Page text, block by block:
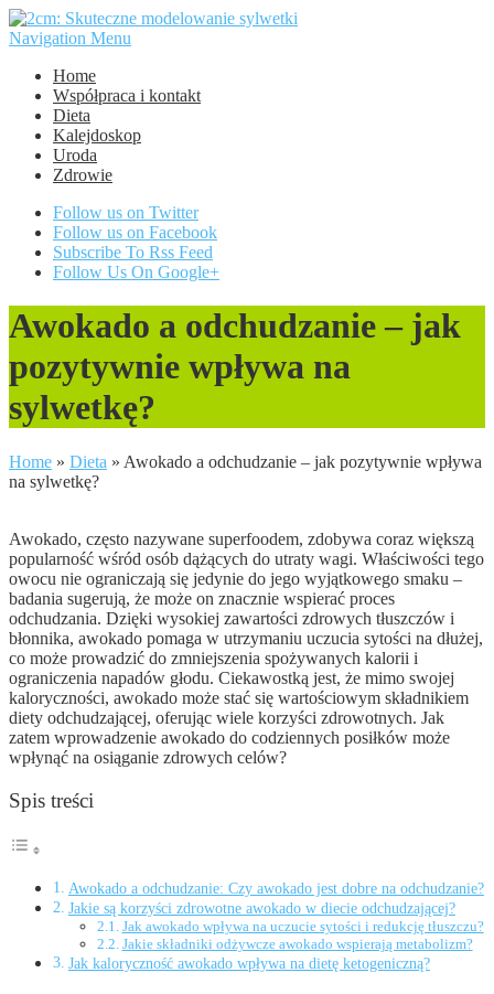
Navigation Menu
Home
Współpraca i kontakt
Dieta
Kalejdoskop
Uroda
Zdrowie
Follow us on Twitter
Follow us on Facebook
Subscribe To Rss Feed
Follow Us On Google+
Awokado a odchudzanie – jak
pozytywnie wpływa na
sylwetkę?
Home » Dieta » Awokado a odchudzanie – jak pozytywnie wpływa
na sylwetkę?
Awokado, często nazywane superfoodem, zdobywa coraz większą
popularność wśród osób dążących do utraty wagi. Właściwości tego
owocu nie ograniczają się jedynie do jego wyjątkowego smaku –
badania sugerują, że może on znacznie wspierać proces
odchudzania. Dzięki wysokiej zawartości zdrowych tłuszczów i
błonnika, awokado pomaga w utrzymaniu uczucia sytości na dłużej,
co może prowadzić do zmniejszenia spożywanych kalorii i
ograniczenia napadów głodu. Ciekawostką jest, że mimo swojej
kaloryczności, awokado może stać się wartościowym składnikiem
diety odchudzającej, oferując wiele korzyści zdrowotnych. Jak
zatem wprowadzenie awokado do codziennych posiłków może
wpłynąć na osiąganie zdrowych celów?
Spis treści
Awokado a odchudzanie: Czy awokado jest dobre na odchudzanie?
Jakie są korzyści zdrowotne awokado w diecie odchudzającej?
Jak awokado wpływa na uczucie sytości i redukcję tłuszczu?
Jakie składniki odżywcze awokado wspierają metabolizm?
Jak kaloryczność awokado wpływa na dietę ketogeniczną?